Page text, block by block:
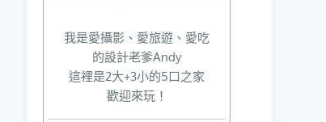
我是愛攝影、愛旅遊、愛吃
的設計老爹Andy
這裡是2大+3小的5口之家
歡迎來玩！